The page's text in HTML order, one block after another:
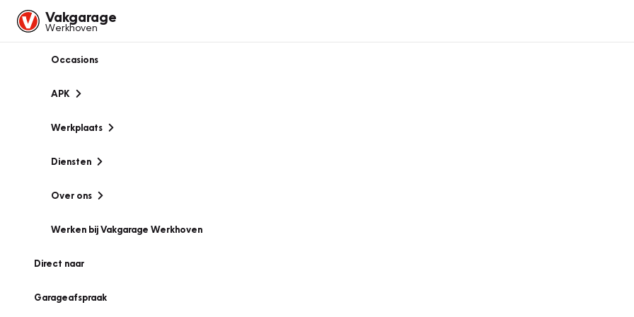
Vakgarage
Werkhoven
Occasions
APK
Werkplaats
Diensten
Over ons
Werken bij Vakgarage Werkhoven
Direct naar
Garageafspraak